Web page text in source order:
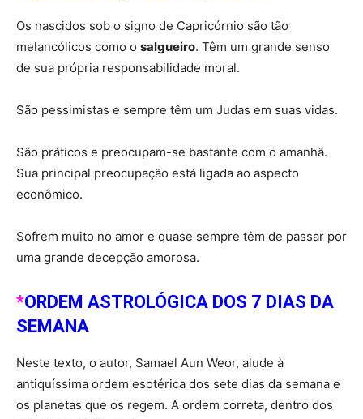
Os nascidos sob o signo de Capricórnio são tão
melancólicos como o salgueiro. Têm um grande senso
de sua própria responsabilidade moral.
São pessimistas e sempre têm um Judas em suas vidas.
São práticos e preocupam-se bastante com o amanhã.
Sua principal preocupação está ligada ao aspecto
econômico.
Sofrem muito no amor e quase sempre têm de passar por
uma grande decepção amorosa.
*ORDEM ASTROLÓGICA DOS 7 DIAS DA
SEMANA
Neste texto, o autor, Samael Aun Weor, alude à
antiquíssima ordem esotérica dos sete dias da semana e
os planetas que os regem. A ordem correta, dentro dos